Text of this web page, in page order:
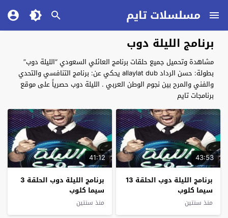
مسلسلات تايم
برنامج الليلة دوب
مشاهدة وتحميل جميع حلقات برنامج العائلي السعودي “الليلة دوب”
بطولة: حسن الرداد allaylat dub يحكي عن: برنامج التنافسي والتحدي
والفني والمرح بين نجوم الوطن العربي . الليلة دوب حصرياً على موقع
برنامجات تايم
43:53
برنامج الليلة دوب الحلقة 13
سيما كلوب
منذ سنتين
41:12
برنامج الليلة دوب الحلقة 3
سيما كلوب
منذ سنتين